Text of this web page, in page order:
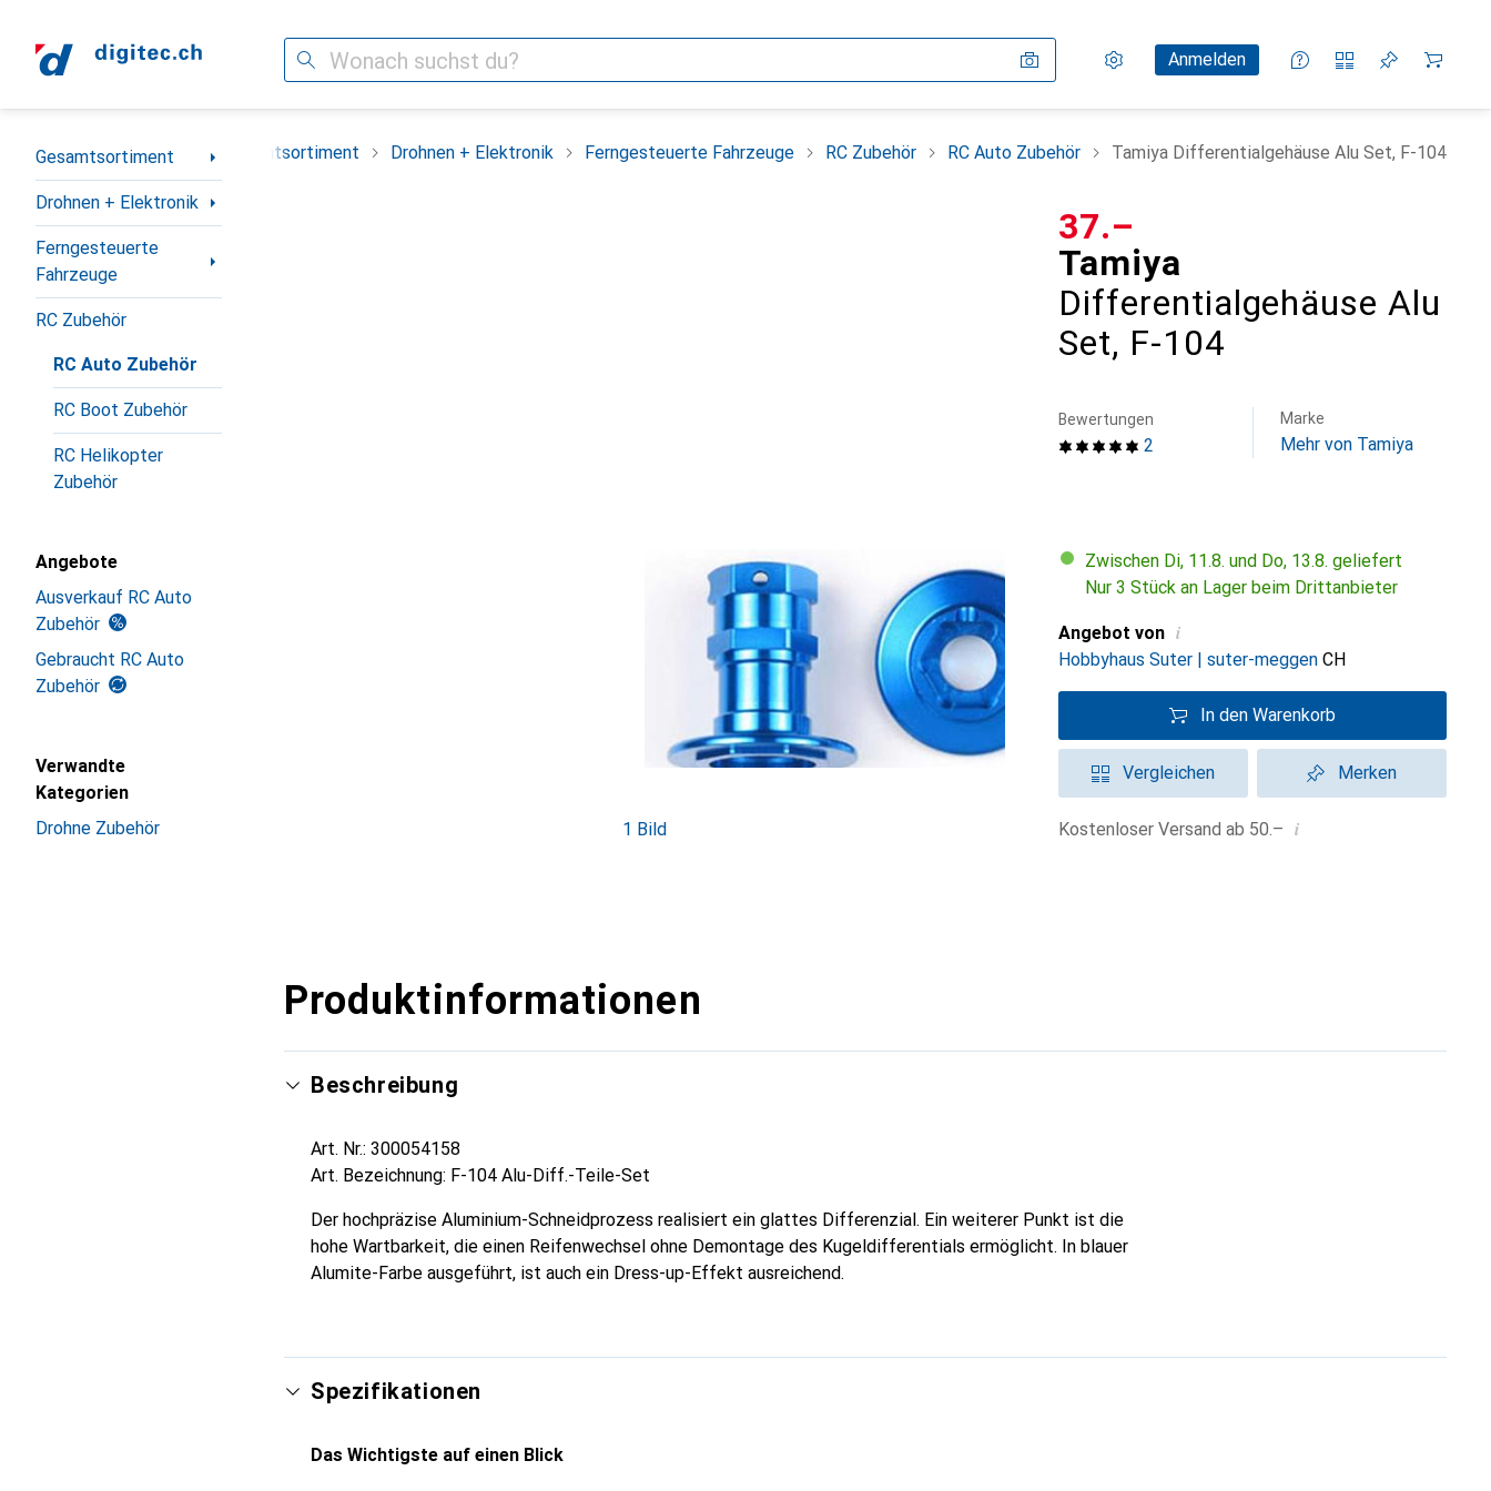
Suche Einstellungen
KundenkontoAnmelden
Vergleichslisten
Merklisten
Warenkorb
Navigation nach Kategorien
Gesamtsortiment
Drohnen + Elektronik
Ferngesteuerte
Fahrzeuge
RC Zubehör
RC Auto Zubehör
RC Boot Zubehör
RC Helikopter
Zubehör
Angebote
Ausverkauf RC Auto
Zubehör
Gebraucht RC Auto
Zubehör
Verwandte
Kategorien
Drohne Zubehör
Gesamtsortiment Drohnen + Elektronik Ferngesteuerte Fahrzeuge RC Zubehör RC Auto Zubehör Tamiya Differentialgehäuse Alu Set, F-104
1 Bild
Tamiya
Differentialgehäuse Alu
Set, F-104
CHF
37.–
2
Bewertungen Marke
Mehr von Tamiya
Zwischen Di, 11.8. und Do, 13.8. geliefert
Nur 3 Stück an Lager beim Drittanbieter
Angebot von i
Hobbyhaus Suter | suter-meggen CH
In den Warenkorb
Vergleichen Merken
Kostenloser Versand ab 50.– i
Produktinformationen
Beschreibung
Art. Nr.: 300054158
Art. Bezeichnung: F-104 Alu-Diff.-Teile-Set
Der hochpräzise Aluminium-Schneidprozess realisiert ein glattes Differenzial. Ein weiterer Punkt ist die
hohe Wartbarkeit, die einen Reifenwechsel ohne Demontage des Kugeldifferentials ermöglicht. In blauer
Alumite-Farbe ausgeführt, ist auch ein Dress-up-Effekt ausreichend.
Spezifikationen
Das Wichtigste auf einen Blick